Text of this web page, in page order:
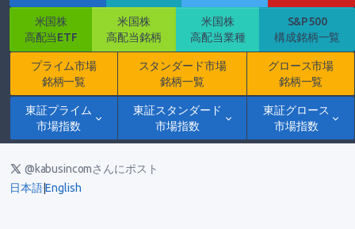
米国株
高配当ETF
米国株
高配当銘柄
米国株
高配当業種
S&P500
構成銘柄一覧
プライム市場
銘柄一覧
スタンダード市場
銘柄一覧
グロース市場
銘柄一覧
東証プライム
市場指数
東証スタンダード
市場指数
東証グロース
市場指数
@kabusincomさんにポスト
日本語|English